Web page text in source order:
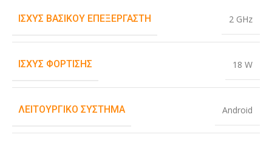
ΙΣΧΎΣ ΒΑΣΙΚΟΎ ΕΠΕΞΕΡΓΑΣΤΉ 2 GHz
ΙΣΧΎΣ ΦΌΡΤΙΣΗΣ 18 W
ΛΕΙΤΟΥΡΓΙΚΌ ΣΎΣΤΗΜΑ Android